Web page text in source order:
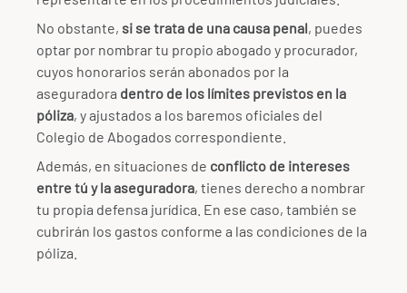
No obstante, si se trata de una causa penal, puedes
optar por nombrar tu propio abogado y procurador,
cuyos honorarios serán abonados por la
aseguradora dentro de los límites previstos en la
póliza, y ajustados a los baremos oficiales del
Colegio de Abogados correspondiente.
Además, en situaciones de conflicto de intereses
entre tú y la aseguradora, tienes derecho a nombrar
tu propia defensa jurídica. En ese caso, también se
cubrirán los gastos conforme a las condiciones de la
póliza.